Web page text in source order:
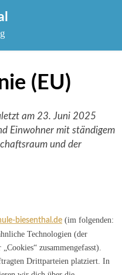
(EU)
am 23. Juni 2025
Einwohner mit ständigem
und der
biesenthal.de (im folgenden:
Technologien (der
zusammengefasst).
Drittparteien platziert. In